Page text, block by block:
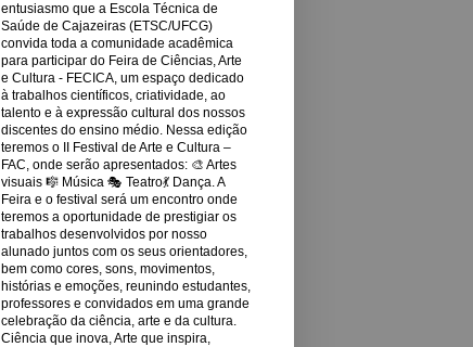
entusiasmo que a Escola Técnica de
Saúde de Cajazeiras (ETSC/UFCG)
convida toda a comunidade acadêmica
para participar do Feira de Ciências, Arte
e Cultura - FECICA, um espaço dedicado
à trabalhos científicos, criatividade, ao
talento e à expressão cultural dos nossos
discentes do ensino médio. Nessa edição
teremos o II Festival de Arte e Cultura –
FAC, onde serão apresentados: 🎨 Artes
visuais 🎼 Música 🎭 Teatro💃 Dança. A
Feira e o festival será um encontro onde
teremos a oportunidade de prestigiar os
trabalhos desenvolvidos por nosso
alunado juntos com os seus orientadores,
bem como cores, sons, movimentos,
histórias e emoções, reunindo estudantes,
professores e convidados em uma grande
celebração da ciência, arte e da cultura.
Ciência que inova, Arte que inspira,